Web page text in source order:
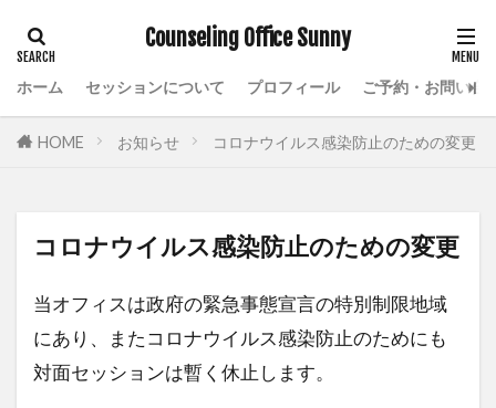
Counseling Office Sunny
ホーム セッションについて プロフィール ご予約・お問い合
HOME お知らせ コロナウイルス感染防止のための変更
コロナウイルス感染防止のための変更
当オフィスは政府の緊急事態宣言の特別制限地域
にあり、またコロナウイルス感染防止のためにも
対面セッションは暫く休止します。